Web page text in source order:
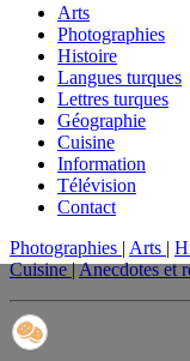
Arts
Photographies
Histoire
Langues turques
Lettres turques
Géographie
Cuisine
Information
Télévision
Contact
Photographies | Arts |
Cuisine|Anecdotes et